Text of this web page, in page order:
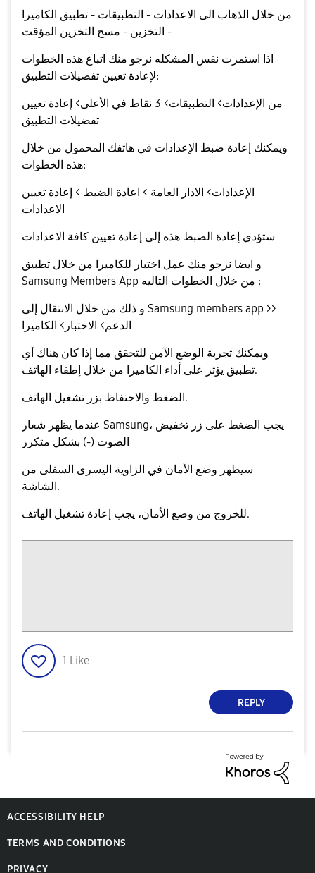
من خلال الذهاب الى الاعدادات - التطبيقات - تطبيق الكاميرا
اذا استمرت نفس المشكله نرجو منك اتباع هذه الخطوات
لإعادة تعيين تفضيلات التطبيق:
من الإعدادات> التطبيقات> 3 نقاط في الأعلى> إعادة تعيين
تفضيلات التطبيق
ويمكنك إعادة ضبط الإعدادات في هاتفك المحمول من خلال
هذه الخطوات:
الإعدادات> الادار العامة > اعادة الضبط > إعادة تعيين
الاعدادات
ستؤدي إعادة الضبط هذه إلى إعادة تعيين كافة الاعدادات
و ايضا نرجو منك عمل اختبار للكاميرا من خلال تطبيق
Samsung Members App من خلال الخطوات التاليه :
و ذلك من خلال الانتقال إلى Samsung members app >>
الدعم> الاختبار> الكاميرا
ويمكنك تجربة الوضع الآمن للتحقق مما إذا كان هناك أي
تطبيق يؤثر على أداء الكاميرا من خلال إطفاء الهاتف.
الضغط والاحتفاظ بزر تشغيل الهاتف.
عندما يظهر شعار Samsung، يجب الضغط على زر تخفيض
سيظهر وضع الأمان في الزاوية اليسرى السفلى من
الشاشة.
للخروج من وضع الأمان، يجب إعادة تشغيل الهاتف.
1 Like
REPLY
ACCESSIBILITY HELP
TERMS AND CONDITIONS
PRIVACY